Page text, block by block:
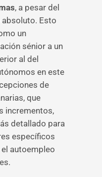
, a pesar del
absoluto. Esto
un
sénior a un
al del
en este
de
que
incrementos,
detallado para
específicos
autoempleo